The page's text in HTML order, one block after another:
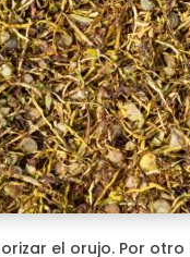
el orujo. Por